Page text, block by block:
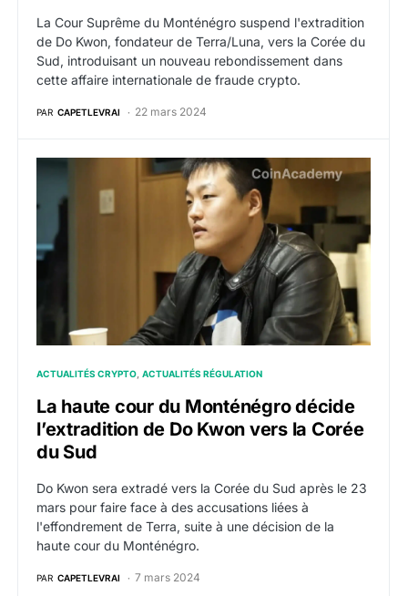
La Cour Suprême du Monténégro suspend l'extradition
de Do Kwon, fondateur de Terra/Luna, vers la Corée du
Sud, introduisant un nouveau rebondissement dans
cette affaire internationale de fraude crypto.
PAR CAPETLEVRAI 22 mars 2024
La haute cour du Monténégro décide l’extradition de
ACTUALITÉS CRYPTO ACTUALITÉS RÉGULATION
La haute cour du Monténégro décide
l’extradition de Do Kwon vers la Corée
du Sud
Do Kwon sera extradé vers la Corée du Sud après le 23
mars pour faire face à des accusations liées à
l'effondrement de Terra, suite à une décision de la
haute cour du Monténégro.
PAR CAPETLEVRAI 7 mars 2024